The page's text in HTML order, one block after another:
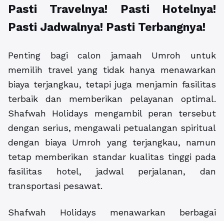
Pasti Travelnya! Pasti Hotelnya!
Pasti Jadwalnya! Pasti Terbangnya!
Penting bagi calon jamaah Umroh untuk
memilih travel yang tidak hanya menawarkan
biaya terjangkau, tetapi juga menjamin fasilitas
terbaik dan memberikan pelayanan optimal.
Shafwah Holidays mengambil peran tersebut
dengan serius, mengawali petualangan spiritual
dengan biaya Umroh yang terjangkau, namun
tetap memberikan standar kualitas tinggi pada
fasilitas hotel, jadwal perjalanan, dan
transportasi pesawat.
Shafwah Holidays menawarkan berbagai